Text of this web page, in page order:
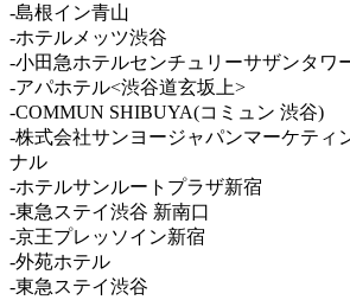
-島根イン青山
-ホテルメッツ渋谷
-小田急ホテルセンチュリーサザンタワ
-アパホテル<渋谷道玄坂上>
-COMMUN SHIBUYA(コミュン 渋谷)
-株式会社サンヨージャパンマーケティ
ナル
-ホテルサンルートプラザ新宿
-東急ステイ渋谷 新南口
-京王プレッソイン新宿
-外苑ホテル
-東急ステイ渋谷